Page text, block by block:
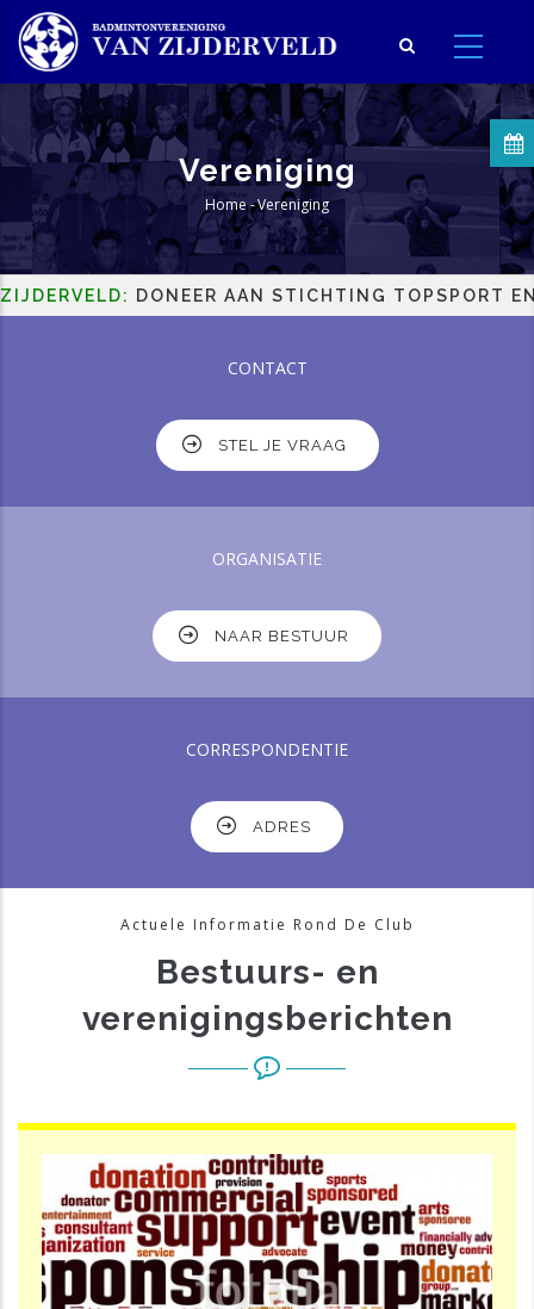
Overslaan
en
naar
inhoud
gaan
Vereniging
Kruimelpad
Home-Vereniging
DONEER AAN STICHTING TOPSPORT EN
CONTACT
STEL JE VRAAG
ORGANISATIE
NAAR BESTUUR
CORRESPONDENTIE
ADRES
Actuele Informatie Rond De Club
Bestuurs- en
verenigingsberichten